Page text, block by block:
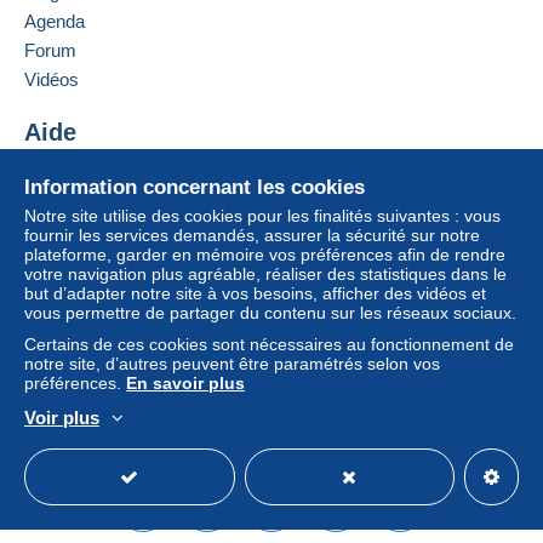
entraîner des conséquences au niveau du compte
Si les conditions de vente du vendeur comportent
considérer comme nulles et non avenues. Les
conditions de paiement du site Delcampe, telles
que définies dans les
conditions d’utilisation
Les achats doivent être payés dans les14 jours
suivant la réception du décompte final de la part du
vendeur.
Droit de rétractation|Frais de retour à charge de
l’acheteur.
Pour connaître les délais de retour et de
remboursement du lot, consultez les
générales d’utilisation
Offres groupées sur mes ventes
Information concernant les cookies
Notre site utilise des cookies pour les finalités suivantes : vous
fournir les services demandés, assurer la sécurité sur notre
plateforme, garder en mémoire vos préférences afin de rendre
votre navigation plus agréable, réaliser des statistiques dans le
but d’adapter notre site à vos besoins, afficher des vidéos et
vous permettre de partager du contenu sur les réseaux sociaux.
Certains de ces cookies sont nécessaires au fonctionnement de
notre site, d’autres peuvent être paramétrés selon vos
préférences. En savoir plus
Voir plus
Agenda
Forum
Vidéos
Aide
Acheter sur Delcampe
Vendre sur Delcampe
Un site sécurisé